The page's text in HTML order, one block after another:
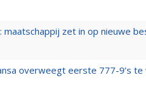
maatschappij zet in op nieuwe
overweegt eerste 777-9’s te